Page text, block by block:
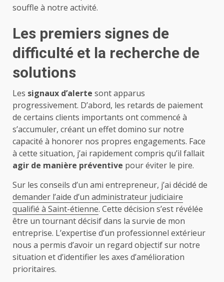
souffle à notre activité.
Les premiers signes de
difficulté et la recherche de
solutions
Les signaux d’alerte sont apparus
progressivement. D’abord, les retards de paiement
de certains clients importants ont commencé à
s’accumuler, créant un effet domino sur notre
capacité à honorer nos propres engagements. Face
à cette situation, j’ai rapidement compris qu’il fallait
agir de manière préventive pour éviter le pire.
Sur les conseils d’un ami entrepreneur, j’ai décidé de
demander l’aide d’un administrateur judiciaire
qualifié à Saint-étienne. Cette décision s’est révélée
être un tournant décisif dans la survie de mon
entreprise. L’expertise d’un professionnel extérieur
nous a permis d’avoir un regard objectif sur notre
situation et d’identifier les axes d’amélioration
prioritaires.